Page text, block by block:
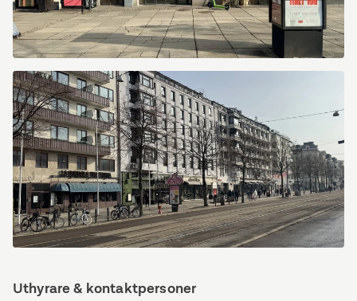
Kungsportsavenyen
10
Uthyrare & kontaktpersoner